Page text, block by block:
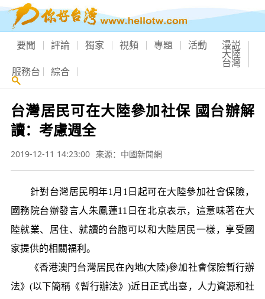
要聞 評論 獨家 視頻 專題 活動 漫説
大陸
台灣
服務台 綜合
台灣居民可在大陸參加社保 國台辦解
讀：考慮週全
2019-12-11 14:23:00 來源：中國新聞網
針對台灣居民明年1月1日起可在大陸參加社會保險，
國務院台辦發言人朱鳳蓮11日在北京表示，這意味著在大
陸就業、居住、就讀的台胞可以和大陸居民一樣，享受國
家提供的相關福利。
《香港澳門台灣居民在內地(大陸)參加社會保險暫行辦
法》(以下簡稱《暫行辦法》)近日正式出臺，人力資源和社